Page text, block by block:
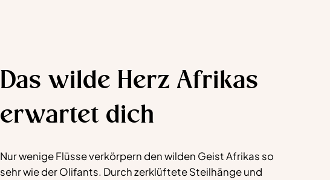
Das wilde Herz Afrikas
erwartet dich
Nur wenige Flüsse verkörpern den wilden Geist Afrikas so
sehr wie der Olifants. Durch zerklüftete Steilhänge und